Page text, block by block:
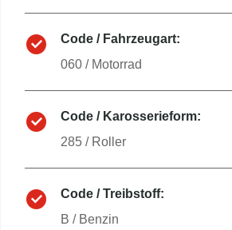
Code / Fahrzeugart:
060 / Motorrad
Code / Karosserieform:
285 / Roller
Code / Treibstoff:
B / Benzin